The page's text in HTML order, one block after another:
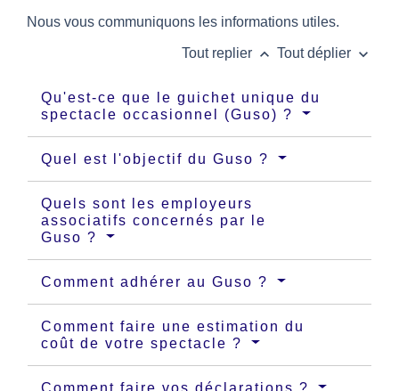
Nous vous communiquons les informations utiles.
Tout replier keyboard_arrow_up Tout déplier keyboard_arrow_down
Qu'est-ce que le guichet unique du
spectacle occasionnel (Guso) ?
Quel est l'objectif du Guso ?
Quels sont les employeurs
associatifs concernés par le
Guso ?
Comment adhérer au Guso ?
Comment faire une estimation du
coût de votre spectacle ?
Comment faire vos déclarations ?